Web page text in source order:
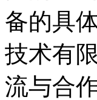
备的具
技术有
流与合作